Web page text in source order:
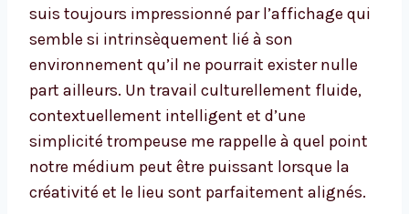
suis toujours impressionné par l’affichage qui
semble si intrinsèquement lié à son
environnement qu’il ne pourrait exister nulle
part ailleurs. Un travail culturellement fluide,
contextuellement intelligent et d’une
simplicité trompeuse me rappelle à quel point
notre médium peut être puissant lorsque la
créativité et le lieu sont parfaitement alignés.